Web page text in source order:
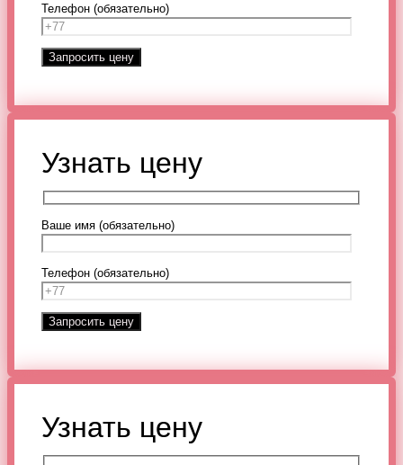
Телефон (обязательно)
Узнать цену
Ваше имя (обязательно)
Телефон (обязательно)
Узнать цену